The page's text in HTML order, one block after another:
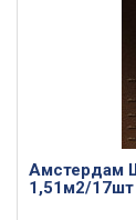
Амстердам
1,51м2/17шт